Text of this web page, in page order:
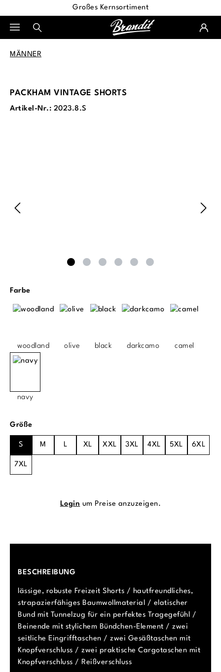
Großes Kernsortiment
MÄNNER
PACKHAM VINTAGE SHORTS
Artikel-Nr.: 2023.8.S
Farbeauswählen
woodland olive black darkcamo camel
navy
Größeauswählen
S M L XL XXL 3XL 4XL 5XL 6XL
7XL
Login um Preise anzuzeigen.
BESCHREIBUNG
lässige, robuste Freizeit Shorts / hautfreundliches,
strapazierfähiges Baumwollmaterial / elatischer
Bund mit Tunnelzug für ein perfektes Tragegefühl /
Beinende mit stylichem Bündchen-Element / zwei
seitliche Eingrifftaschen / zwei Gesäßtaschen mit
Knopfverschluss / zwei praktische Cargotaschen mit
Knopfverschluss / Reißverschluss